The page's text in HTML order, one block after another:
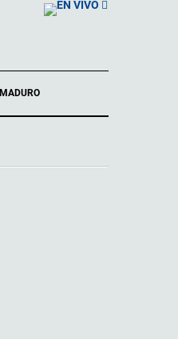
EN VIVO
MADURO